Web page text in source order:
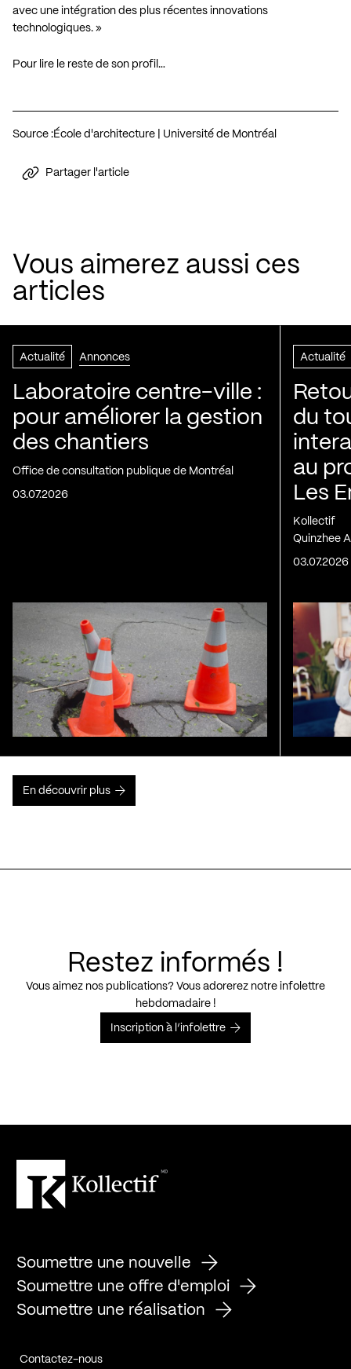
avec une intégration des plus récentes innovations
technologiques. »
Pour lire le reste de son profil…
Source :École d'architecture | Université de Montréal
Partager l'article
Vous aimerez aussi ces
articles
Actualité Annonces
Laboratoire centre-ville :
pour améliorer la gestion
des chantiers
Office de consultation publique de Montréal
03.07.2026
Actualité
du
au
Les
Kollectif
Quinzhee
03.07.2026
En découvrir plus
Restez informés !
Vous aimez nos publications? Vous adorerez notre infolettre
hebdomadaire !
Inscription à l’infolettre
Soumettre une nouvelle
Soumettre une offre d'emploi
Soumettre une réalisation
Contactez-nous